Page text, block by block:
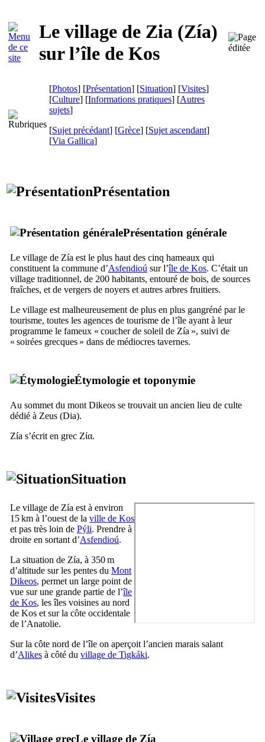
Le village de Zia (Zía)
sur l’île de Kos
[Photos] [Présentation] [Situation] [Visites]
[Culture] [Informations pratiques] [Autres
sujets]
[Sujet précédant] [Grèce] [Sujet ascendant]
[Via Gallica]
Présentation
Présentation générale
Le village de Zía est le plus haut des cinq hameaux qui
constituent la commune d’Asfendioú sur l’île de Kos. C’était un
village traditionnel, de 200 habitants, entouré de bois, de sources
fraîches, et de vergers de noyers et autres arbres fruitiers.
Le village est malheureusement de plus en plus gangréné par le
tourisme, toutes les agences de tourisme de l’île ayant à leur
programme le fameux « coucher de soleil de Zía », suivi de
« soirées grecques » dans de médiocres tavernes.
Étymologie et toponymie
Au sommet du mont Dikeos se trouvait un ancien lieu de culte
dédié à Zeus (Dia).
Zía s’écrit en grec Ζία.
Situation
Le village de Zía est à environ
15 km à l’ouest de la ville de Kos
et pas très loin de Pýli. Prendre à
droite en sortant d’Asfendioú.
La situation de Zía, à 350 m
d’altitude sur les pentes du Mont
Dikeos, permet un large point de
vue sur une grande partie de l’île
de Kos, les îles voisines au nord
de Kos et sur la côte occidentale
de l’Anatolie.
Sur la côte nord de l’île on aperçoit l’ancien marais salant
d’Alikes à côté du village de Tigkáki.
Visites
Le village de Zía